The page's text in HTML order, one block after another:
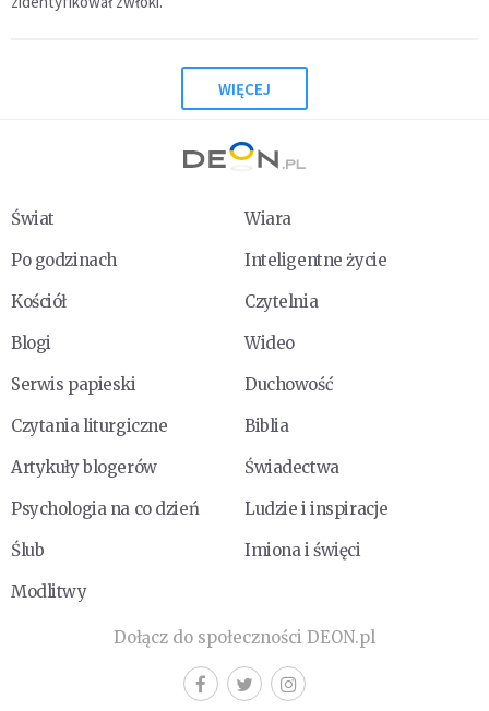
WIĘCEJ
Świat
Wiara
Po godzinach
Inteligentne życie
Kościół
Czytelnia
Blogi
Wideo
Serwis papieski
Duchowość
Czytania liturgiczne
Biblia
Artykuły blogerów
Świadectwa
Psychologia na co dzień
Ludzie i inspiracje
Ślub
Imiona i święci
Modlitwy
Dołącz do społeczności DEON.pl